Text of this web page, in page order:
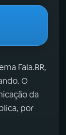
Fala.BR,
O
da
por